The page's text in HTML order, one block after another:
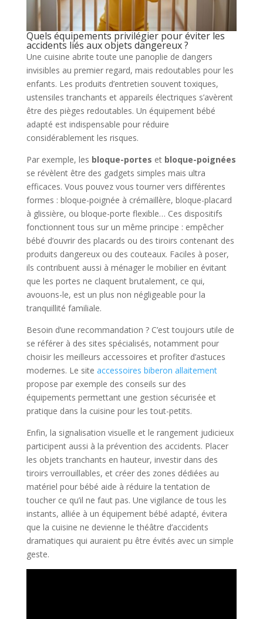
Quels équipements privilégier pour éviter les
accidents liés aux objets dangereux ?
Une cuisine abrite toute une panoplie de dangers
invisibles au premier regard, mais redoutables pour les
enfants. Les produits d’entretien souvent toxiques,
ustensiles tranchants et appareils électriques s’avèrent
être des pièges redoutables. Un équipement bébé
adapté est indispensable pour réduire
considérablement les risques.
Par exemple, les bloque-portes et bloque-poignées
se révèlent être des gadgets simples mais ultra
efficaces. Vous pouvez vous tourner vers différentes
formes : bloque-poignée à crémaillère, bloque-placard
à glissière, ou bloque-porte flexible… Ces dispositifs
fonctionnent tous sur un même principe : empêcher
bébé d’ouvrir des placards ou des tiroirs contenant des
produits dangereux ou des couteaux. Faciles à poser,
ils contribuent aussi à ménager le mobilier en évitant
que les portes ne claquent brutalement, ce qui,
avouons-le, est un plus non négligeable pour la
tranquillité familiale.
Besoin d’une recommandation ? C’est toujours utile de
se référer à des sites spécialisés, notamment pour
choisir les meilleurs accessoires et profiter d’astuces
modernes. Le site accessoires biberon allaitement
propose par exemple des conseils sur des
équipements permettant une gestion sécurisée et
pratique dans la cuisine pour les tout-petits.
Enfin, la signalisation visuelle et le rangement judicieux
participent aussi à la prévention des accidents. Placer
les objets tranchants en hauteur, investir dans des
tiroirs verrouillables, et créer des zones dédiées au
matériel pour bébé aide à réduire la tentation de
toucher ce qu’il ne faut pas. Une vigilance de tous les
instants, alliée à un équipement bébé adapté, évitera
que la cuisine ne devienne le théâtre d’accidents
dramatiques qui auraient pu être évités avec un simple
geste.